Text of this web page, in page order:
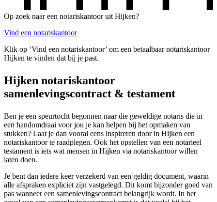
Op zoek naar een notariskantoor uit Hijken?
Vind een notariskantoor
Klik op ‘Vind een notariskantoor’ om een betaalbaar notariskantoor
Hijken te vinden dat bij je past.
Hijken notariskantoor
samenlevingscontract & testament
Ben je een speurtocht begonnen naar die geweldige notaris die in
een handomdraai voor jou je kan helpen bij het opmaken van
stukken? Laat je dan vooral eens inspireren door in Hijken een
notariskantoor te raadplegen. Ook het opstellen van een notarieel
testament is iets wat mensen in Hijken via notariskantoor willen
laten doen.
Je bent dan iedere keer verzekerd van een geldig document, waarin
alle afspraken expliciet zijn vastgelegd. Dit komt bijzonder goed van
pas wanneer een samenlevingscontract belangrijk wordt. In het